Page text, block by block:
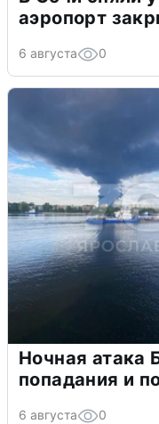
аэропорт
6 августа 0
Ночная атака
попадания и
6 августа 0